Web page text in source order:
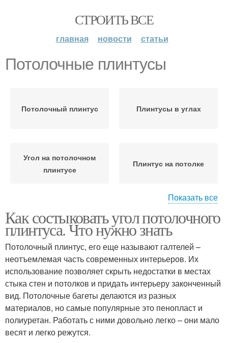
СТРОИТЬ ВСЕ
главная новости статьи
Потолочные плинтусы
Потолочный плинтус Плинтусы в углах
Угол на потолочном
плинтусе
Плинтус на потолке
Уголки для потолочного
плинтуса
Плинтус без стусла
Плинтус на полу Плинтус в углах
Напольные плинтусы
Показать все
Как состыковать угол потолочного
плинтуса. Что нужно знать
Потолочный плинтус, его еще называют галтелей –
неотъемлемая часть современных интерьеров. Их
использование позволяет скрыть недостатки в местах
стыка стен и потолков и придать интерьеру законченный
вид. Потолочные багеты делаются из разных
материалов, но самые популярные это пенопласт и
полиуретан. Работать с ними довольно легко – они мало
весят и легко режутся.